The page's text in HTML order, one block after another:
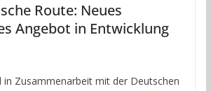
Route: Neues
Angebot in Entwicklung
in Zusammenarbeit mit der Deutschen